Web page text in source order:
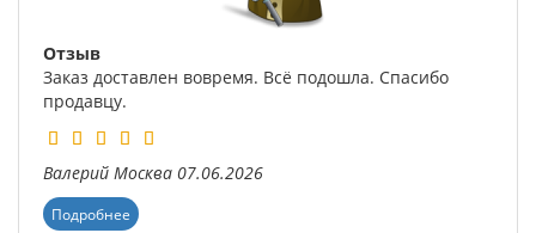
Отзыв
Заказ доставлен вовремя. Всё подошла. Спасибо
продавцу.
Валерий Москва 07.06.2026
Подробнее